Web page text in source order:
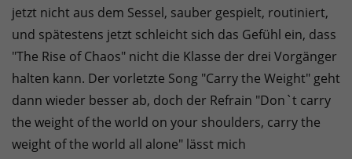
jetzt nicht aus dem Sessel, sauber gespielt, routiniert,
und spätestens jetzt schleicht sich das Gefühl ein, dass
"The Rise of Chaos" nicht die Klasse der drei Vorgänger
halten kann. Der vorletzte Song "Carry the Weight" geht
dann wieder besser ab, doch der Refrain "Don`t carry
the weight of the world on your shoulders, carry the
weight of the world all alone" lässt mich